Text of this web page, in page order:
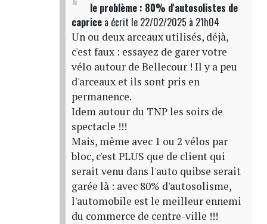
le problème : 80% d'autosolistes de
capricea écrit le 22/02/2025 à 21h04
Un ou deux arceaux utilisés, déjà,
c'est faux : essayez de garer votre
vélo autour de Bellecour ! Il y a peu
d'arceaux et ils sont pris en
permanence.
Idem autour du TNP les soirs de
spectacle !!!
Mais, même avec 1 ou 2 vélos par
bloc, c'est PLUS que de client qui
serait venu dans l'auto quibse serait
garée là : avec 80% d'autosolisme,
l'automobile est le meilleur ennemi
du commerce de centre-ville !!!